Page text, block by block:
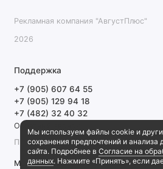
Мы используем файлы cookie и
сохранения предпочтений и анализа
сайта. Подробнее в Согласие на
данных. Нажмите «Принять», если
Рекламная компания "АвгустПлюс"
2026
Поддержка
+7 (905) 607 64 55
+7 (905) 129 94 18
+7 (482) 32 40 32
Обратный звонок
ПН-ПТ 9:00-18:00 СБ, ВС выходной
Мы в сети